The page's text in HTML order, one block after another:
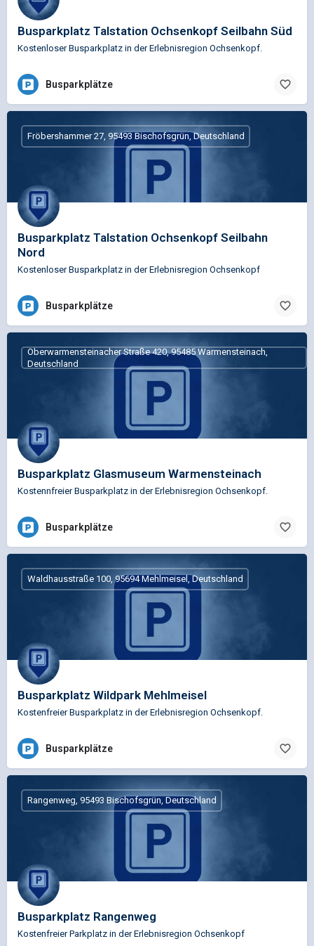
Busparkplatz Talstation Ochsenkopf Seilbahn Süd
Kostenloser Busparkplatz in der Erlebnisregion Ochsenkopf.
Busparkplätze
Busparkplatz Talstation Ochsenkopf Seilbahn
Nord
Kostenloser Busparkplatz in der Erlebnisregion Ochsenkopf
Fröbershammer 27, 95493 Bischofsgrün, Deutschland
Busparkplätze
Busparkplatz Glasmuseum Warmensteinach
Kostennfreier Busparkplatz in der Erlebnisregion Ochsenkopf.
Oberwarmensteinacher Straße 420, 95485 Warmensteinach,
Deutschland
Busparkplätze
Busparkplatz Wildpark Mehlmeisel
Kostenfreier Busparkplatz in der Erlebnisregion Ochsenkopf.
Waldhausstraße 100, 95694 Mehlmeisel, Deutschland
Busparkplätze
Busparkplatz Rangenweg
Kostenfreier Parkplatz in der Erlebnisregion Ochsenkopf
Rangenweg, 95493 Bischofsgrün, Deutschland